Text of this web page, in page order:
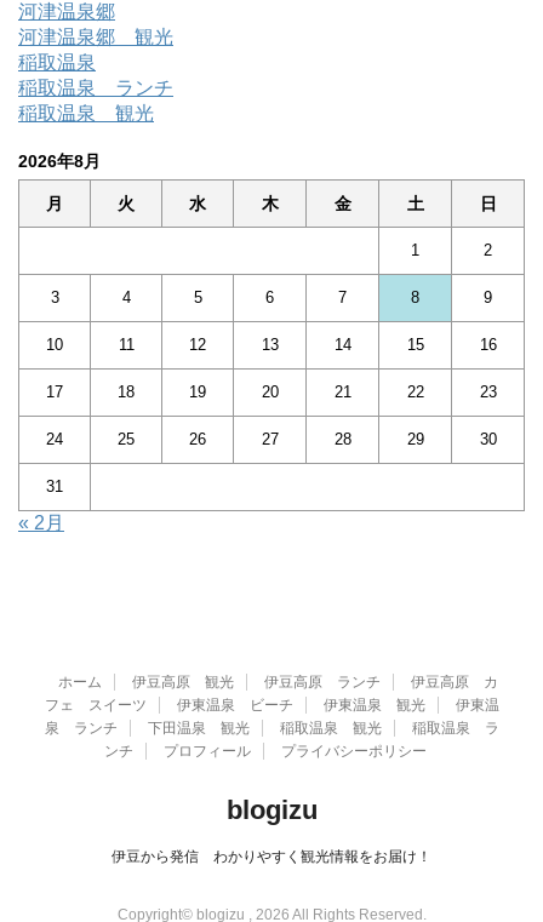
河津温泉郷
河津温泉郷 観光
稲取温泉
稲取温泉 ランチ
稲取温泉 観光
2026年8月
月 火 水 木 金 土 日
1 2
3 4 5 6 7 8 9
10 11 12 13 14 15 16
17 18 19 20 21 22 23
24 25 26 27 28 29 30
31
« 2月
ホーム 伊豆高原 観光 伊豆高原 ランチ
伊豆高原 カ
フェ スイーツ
伊東温泉 ビーチ 伊東温泉 観光
伊東温
泉 ランチ
下田温泉 観光 稲取温泉 観光
稲取温泉 ラ
ンチ
プロフィール プライバシーポリシー
blogizu
伊豆から発信 わかりやすく観光情報をお届け！
Copyright© blogizu , 2026 All Rights Reserved.